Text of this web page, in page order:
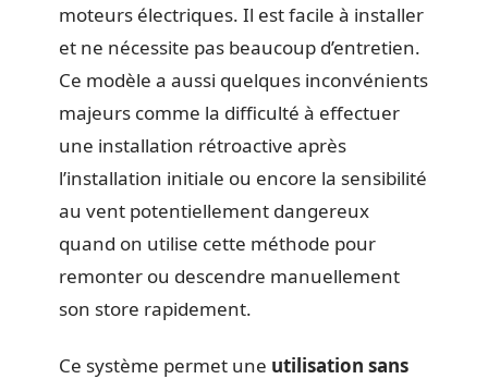
moteurs électriques. Il est facile à installer
et ne nécessite pas beaucoup d’entretien.
Ce modèle a aussi quelques inconvénients
majeurs comme la difficulté à effectuer
une installation rétroactive après
l’installation initiale ou encore la sensibilité
au vent potentiellement dangereux
quand on utilise cette méthode pour
remonter ou descendre manuellement
son store rapidement.
Ce système permet une utilisation sans